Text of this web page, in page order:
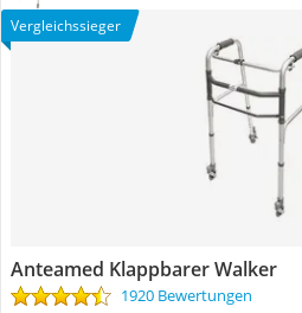
Vergleichssieger
Anteamed Klappbarer Walker
1920 Bewertungen